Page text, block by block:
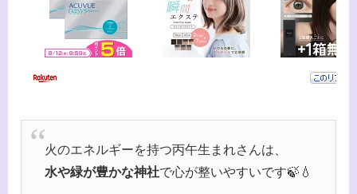
火のエネルギーを持つ丙午生まれさんは、
水や緑が豊かな神社で心が整いやすいです🍃💧